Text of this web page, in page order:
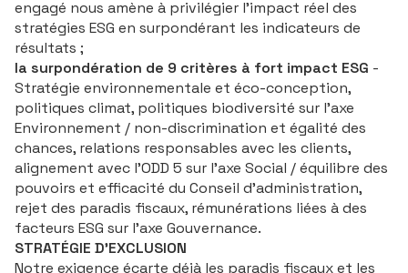
engagé nous amène à privilégier l'impact réel des
stratégies ESG en surpondérant les indicateurs de
résultats ;
la surpondération de 9 critères à fort impact ESG -
Stratégie environnementale et éco-conception,
politiques climat, politiques biodiversité sur l’axe
Environnement / non-discrimination et égalité des
chances, relations responsables avec les clients,
alignement avec l’ODD 5 sur l’axe Social / équilibre des
pouvoirs et efficacité du Conseil d’administration,
rejet des paradis fiscaux, rémunérations liées à des
facteurs ESG sur l’axe Gouvernance.
STRATÉGIE D’EXCLUSION
Notre exigence écarte déjà les paradis fiscaux et les